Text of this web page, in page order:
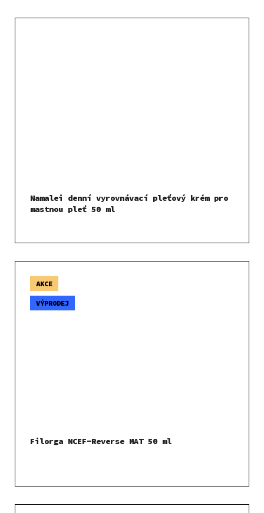
Namalei denní vyrovnávací pleťový krém pro
mastnou pleť 50 ml
AKCE
VÝPRODEJ
Filorga NCEF-Reverse MAT 50 ml